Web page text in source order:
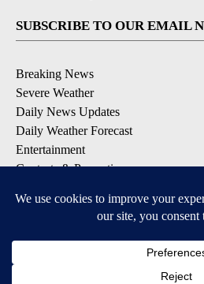
SUBSCRIBE TO OUR EMAIL
Breaking News
Severe Weather
Daily News Updates
Daily Weather Forecast
Entertainment
Contests & Promotions
DOWNLOAD OUR APPS
Available for iOS